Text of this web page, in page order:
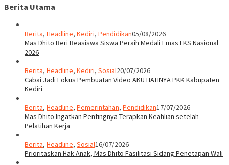
Berita Utama
Berita, Headline, Kediri, Pendidikan05/08/2026
Mas Dhito Beri Beasiswa Siswa Peraih Medali Emas LKS Nasional
2026
Berita, Headline, Kediri, Sosial20/07/2026
Cabai Jadi Fokus Pembuatan Video AKU HATINYA PKK Kabupaten
Kediri
Berita, Headline, Pemerintahan, Pendidikan17/07/2026
Mas Dhito Ingatkan Pentingnya Terapkan Keahlian setelah
Pelatihan Kerja
Berita, Headline, Sosial16/07/2026
Prioritaskan Hak Anak, Mas Dhito Fasilitasi Sidang Penetapan Wali